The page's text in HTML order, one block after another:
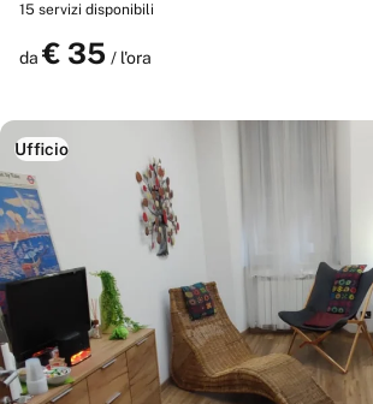
l’atmosfera piacevole e stimolante.
15 servizi disponibili
da € 35 / l'ora
Ufficio